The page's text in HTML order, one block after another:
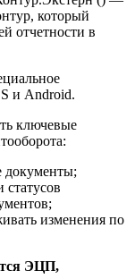
который
отчетности в
и Android.
ключевые
документы;
изменения по
ЭЦП,